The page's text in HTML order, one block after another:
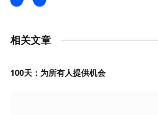
相关文章
100天：为所有人提供机会